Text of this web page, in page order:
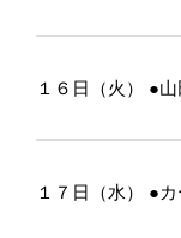
１６日（火） ●
１７日（水） ●